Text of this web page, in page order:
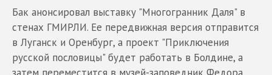
Бак анонсировал выставку "Многогранник Даля" в
стенах ГМИРЛИ. Ее передвижная версия отправится
в Луганск и Оренбург, а проект "Приключения
русской пословицы" будет работать в Болдине, а